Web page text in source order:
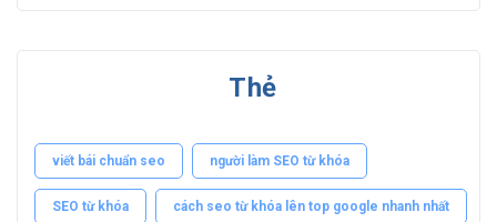
Thẻ
viết bái chuẩn seo người làm SEO từ khóa
SEO từ khóa cách seo từ khóa lên top google nhanh nhất